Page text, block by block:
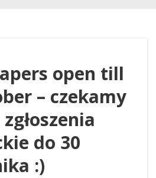
open till
– czekamy
do 30
:)